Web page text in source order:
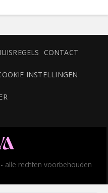
CONTACT
INSTELLINGEN
alle rechten voorbehouden